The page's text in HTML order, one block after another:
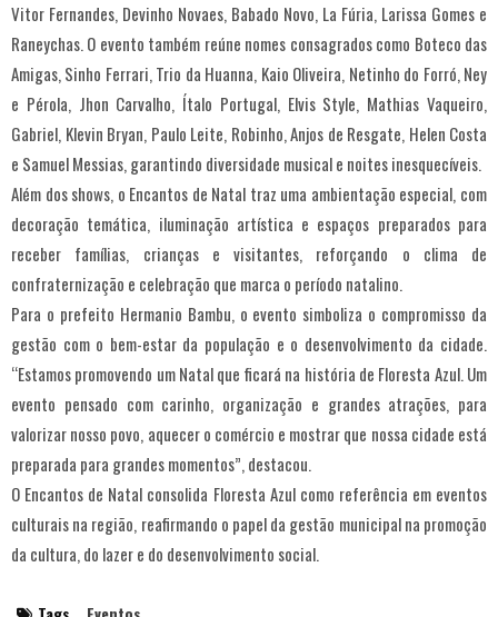
Vitor Fernandes, Devinho Novaes, Babado Novo, La Fúria, Larissa Gomes e
Raneychas. O evento também reúne nomes consagrados como Boteco das
Amigas, Sinho Ferrari, Trio da Huanna, Kaio Oliveira, Netinho do Forró, Ney
e Pérola, Jhon Carvalho, Ítalo Portugal, Elvis Style, Mathias Vaqueiro,
Gabriel, Klevin Bryan, Paulo Leite, Robinho, Anjos de Resgate, Helen Costa
e Samuel Messias, garantindo diversidade musical e noites inesquecíveis.
Além dos shows, o Encantos de Natal traz uma ambientação especial, com
decoração temática, iluminação artística e espaços preparados para
receber famílias, crianças e visitantes, reforçando o clima de
confraternização e celebração que marca o período natalino.
Para o prefeito Hermanio Bambu, o evento simboliza o compromisso da
gestão com o bem-estar da população e o desenvolvimento da cidade.
“Estamos promovendo um Natal que ficará na história de Floresta Azul. Um
evento pensado com carinho, organização e grandes atrações, para
valorizar nosso povo, aquecer o comércio e mostrar que nossa cidade está
preparada para grandes momentos”, destacou.
O Encantos de Natal consolida Floresta Azul como referência em eventos
culturais na região, reafirmando o papel da gestão municipal na promoção
da cultura, do lazer e do desenvolvimento social.